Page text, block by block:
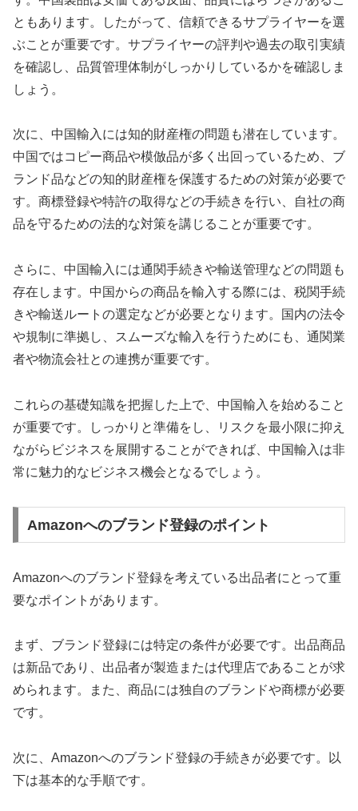
ともあります。したがって、信頼できるサプライヤーを選
ぶことが重要です。サプライヤーの評判や過去の取引実績
を確認し、品質管理体制がしっかりしているかを確認しま
しょう。
次に、中国輸入には知的財産権の問題も潜在しています。
中国ではコピー商品や模倣品が多く出回っているため、ブ
ランド品などの知的財産権を保護するための対策が必要で
す。商標登録や特許の取得などの手続きを行い、自社の商
品を守るための法的な対策を講じることが重要です。
さらに、中国輸入には通関手続きや輸送管理などの問題も
存在します。中国からの商品を輸入する際には、税関手続
きや輸送ルートの選定などが必要となります。国内の法令
や規制に準拠し、スムーズな輸入を行うためにも、通関業
者や物流会社との連携が重要です。
これらの基礎知識を把握した上で、中国輸入を始めること
が重要です。しっかりと準備をし、リスクを最小限に抑え
ながらビジネスを展開することができれば、中国輸入は非
常に魅力的なビジネス機会となるでしょう。
Amazonへのブランド登録のポイント
Amazonへのブランド登録を考えている出品者にとって重
要なポイントがあります。
まず、ブランド登録には特定の条件が必要です。出品商品
は新品であり、出品者が製造または代理店であることが求
められます。また、商品には独自のブランドや商標が必要
です。
次に、Amazonへのブランド登録の手続きが必要です。以
下は基本的な手順です。